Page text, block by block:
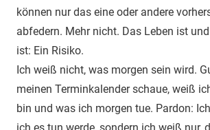
können nur das eine oder andere
abfedern. Mehr nicht. Das Leben ist
ist: Ein Risiko.
Ich weiß nicht, was morgen sein wird.
meinen Terminkalender schaue, weiß
bin und was ich morgen tue. Pardon:
ich es tun werde, sondern ich weiß nur,